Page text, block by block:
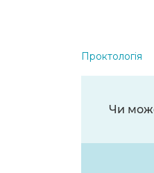
Проктологія
Чи